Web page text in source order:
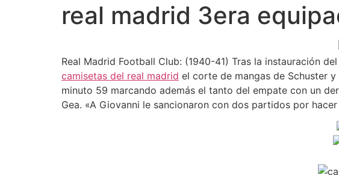
real madrid 3era
Real Madrid Football Club: (1940-41) Tras la instauración
camisetas del real madrid el corte de mangas de Schuster
minuto 59 marcando además el tanto del empate con un
Gea. «A Giovanni le sancionaron con dos partidos por